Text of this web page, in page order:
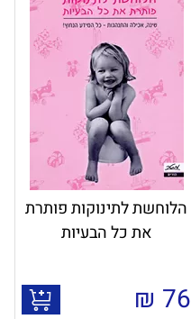
הלוחשת לתינוקות פותרת
את כל הבעיות
76
₪